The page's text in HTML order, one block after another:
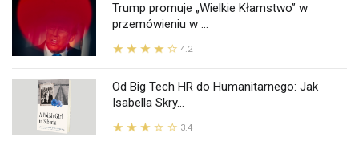
Trump promuje „Wielkie Kłamstwo” w
przemówieniu w ...
4.2
Od Big Tech HR do Humanitarnego: Jak
Isabella Skry...
3.4